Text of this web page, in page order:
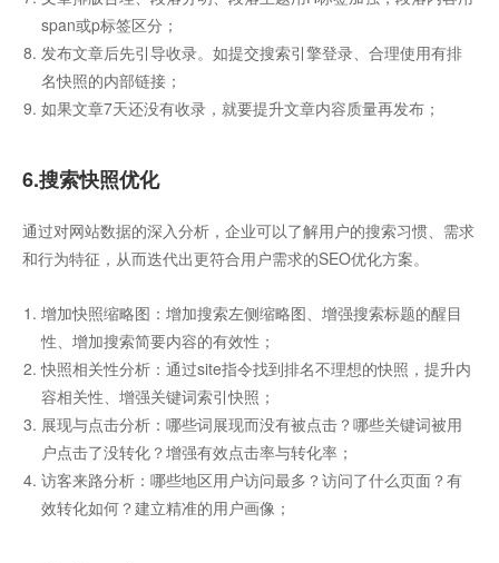
span或p标签区分；
发布文章后先引导收录。如提交搜索引擎登录、合理使用有排
名快照的内部链接；
如果文章7天还没有收录，就要提升文章内容质量再发布；
6.搜索快照优化
通过对网站数据的深入分析，企业可以了解用户的搜索习惯、需求
和行为特征，从而迭代出更符合用户需求的SEO优化方案。
增加快照缩略图：增加搜索左侧缩略图、增强搜索标题的醒目
性、增加搜索简要内容的有效性；
快照相关性分析：通过site指令找到排名不理想的快照，提升内
容相关性、增强关键词索引快照；
展现与点击分析：哪些词展现而没有被点击？哪些关键词被用
户点击了没转化？增强有效点击率与转化率；
访客来路分析：哪些地区用户访问最多？访问了什么页面？有
效转化如何？建立精准的用户画像；